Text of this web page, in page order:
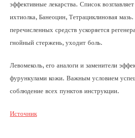
эффективные лекарства. Список
ихтиолка, Банеоцин, Тетрациклиновая
перечисленных средств ускоряется
гнойный стержень, уходит боль.
Левомеколь, его аналоги и заменители
фурункулами кожи. Важным условием
соблюдение всех пунктов инструкции.
Источник